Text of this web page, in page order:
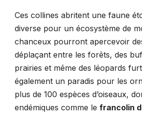
Ces collines abritent une faune
diverse pour un écosystème de
chanceux pourront apercevoir
déplaçant entre les forêts, des
prairies et même des léopards
également un paradis pour les
plus de 100 espèces d’oiseaux,
endémiques comme le francolin